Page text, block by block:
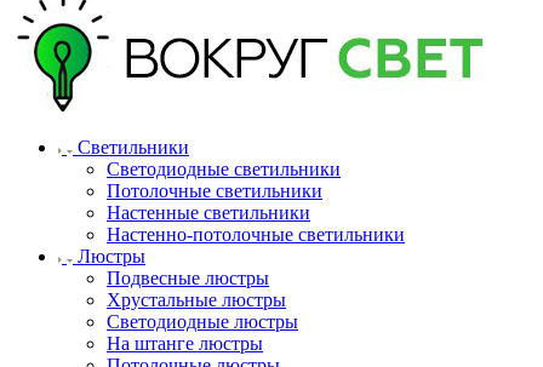
Светильники
Светодиодные светильники
Потолочные светильники
Настенные светильники
Настенно-потолочные светильники
Люстры
Подвесные люстры
Хрустальные люстры
Светодиодные люстры
На штанге люстры